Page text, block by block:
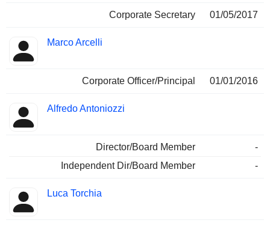
Corporate Secretary 01/05/2017
Marco Arcelli
Corporate Officer/Principal 01/01/2016
Alfredo Antoniozzi
Director/Board Member
-
Independent Dir/Board Member
-
Luca Torchia